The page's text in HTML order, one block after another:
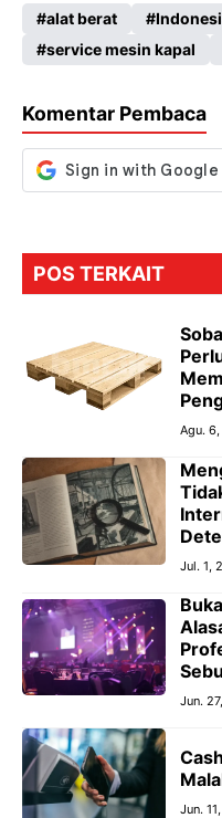
b
o
k
ts
A
p
a
se
n
er
alat berat
service mesin kapal
Komentar Pembaca
POS TERKAIT
Agu.
Jul. 1,
Jun.
Jun.